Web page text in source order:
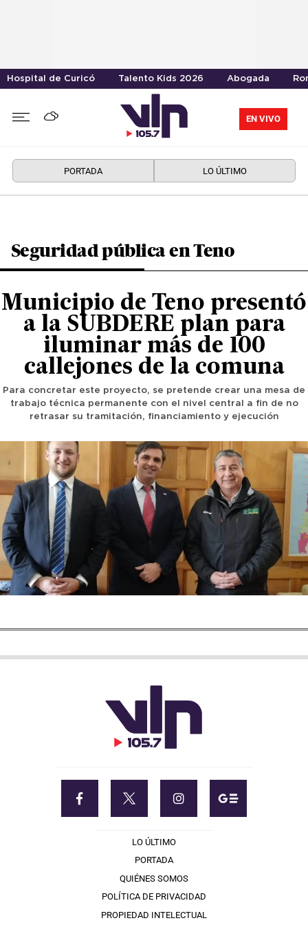
Hospital de Curicó Talento Kids 2026 Abogada
EN VIVO
PORTADA LO ÚLTIMO
Seguridad pública en Teno
Municipio de Teno presentó
a la SUBDERE plan para
iluminar más de 100
callejones de la comuna
Para concretar este proyecto, se pretende crear una mesa de
trabajo técnica permanente con el nivel central a fin de no
retrasar su tramitación, financiamiento y ejecución
LO ÚLTIMO
PORTADA
QUIÉNES SOMOS
POLÍTICA DE PRIVACIDAD
PROPIEDAD INTELECTUAL